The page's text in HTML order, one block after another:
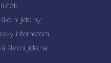
jídelny
internetem
školní jídelna